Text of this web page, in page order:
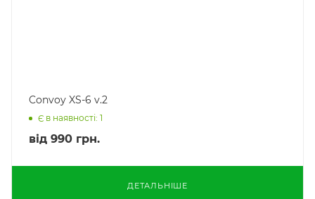
Convoy XS-6 v.2
Є в наявності: 1
від 990 грн.
ДЕТАЛЬНІШЕ